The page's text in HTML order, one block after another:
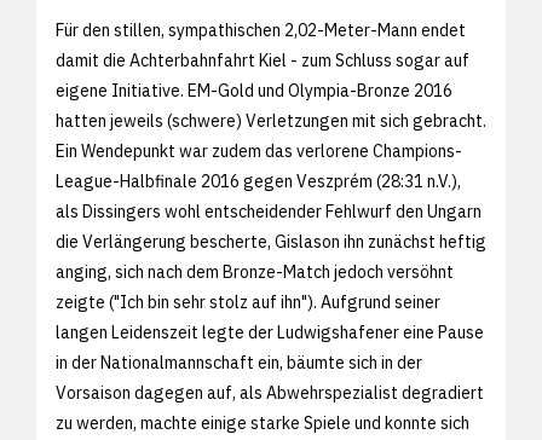
Für den stillen, sympathischen 2,02-Meter-Mann endet
damit die Achterbahnfahrt Kiel - zum Schluss sogar auf
eigene Initiative. EM-Gold und Olympia-Bronze 2016
hatten jeweils (schwere) Verletzungen mit sich gebracht.
Ein Wendepunkt war zudem das verlorene Champions-
League-Halbfinale 2016 gegen Veszprém (28:31 n.V.),
als Dissingers wohl entscheidender Fehlwurf den Ungarn
die Verlängerung bescherte, Gislason ihn zunächst heftig
anging, sich nach dem Bronze-Match jedoch versöhnt
zeigte ("Ich bin sehr stolz auf ihn"). Aufgrund seiner
langen Leidenszeit legte der Ludwigshafener eine Pause
in der Nationalmannschaft ein, bäumte sich in der
Vorsaison dagegen auf, als Abwehrspezialist degradiert
zu werden, machte einige starke Spiele und konnte sich